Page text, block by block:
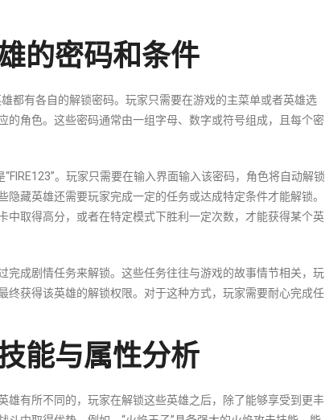
的密码和条件
都有各自的解锁密码。玩家只需要在游戏的主菜单或者英雄选
的角色。这些密码通常由一组字母、数字或符号组成，且每个密
。玩家只需要在输入界面输入该密码，角色将自动解锁
藏英雄还需要玩家完成一定的任务或达成特定条件才能解锁。
中取得高分，或者在特定模式下胜利一定次数，才能获得某个英
完成剧情任务来解锁。这些任务往往与游戏的故事情节相关，玩
终获得该英雄的解锁权限。对于这种方式，玩家需要耐心完成任
能与属性分析
雄有所不同的，玩家在解锁这些英雄之后，除了能够享受到更丰